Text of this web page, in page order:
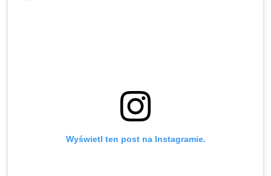
Wyświetl ten post na Instagramie.